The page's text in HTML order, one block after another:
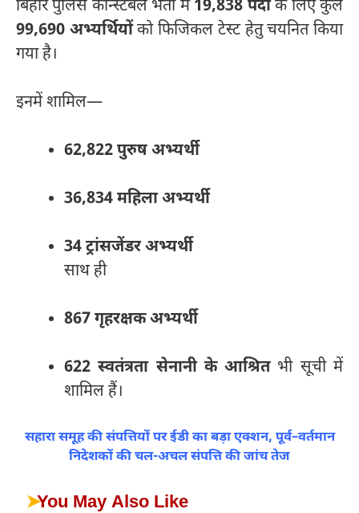
बिहार पुलिस कॉन्स्टेबल भर्ती में19,838 पदोंके लिए कुल
99,690 अभ्यर्थियोंको फिजिकल टेस्ट हेतु चयनित किया
गया है।
इनमें शामिल—
62,822 पुरुष अभ्यर्थी
36,834 महिला अभ्यर्थी
34 ट्रांसजेंडर अभ्यर्थी
साथ ही
867 गृहरक्षक अभ्यर्थी
622 स्वतंत्रता सेनानी के आश्रितभी सूची में
शामिल हैं।
सहारा समूह की संपत्तियों पर ईडी का बड़ा एक्शन, पूर्व–वर्तमान
निदेशकों की चल-अचल संपत्ति की जांच तेज
➤You May Also Like